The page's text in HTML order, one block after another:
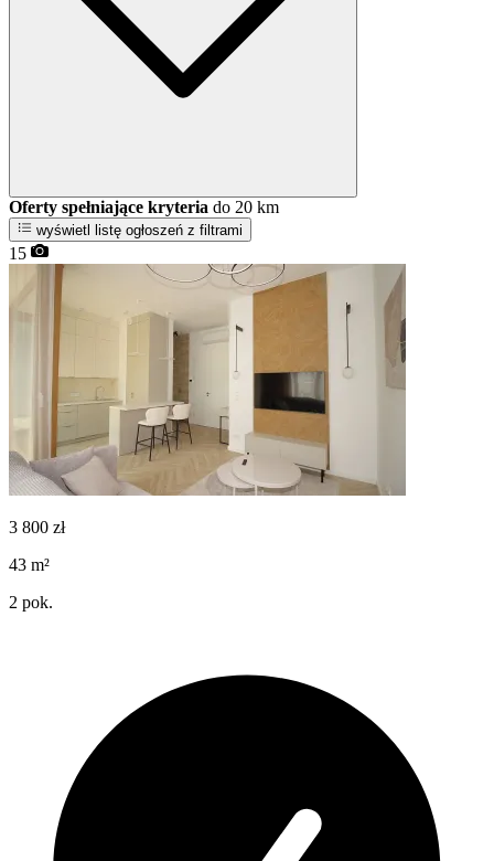
Oferty spełniające kryteria do 20 km
wyświetl listę ogłoszeń z filtrami
15
3 800 zł
43 m²
2 pok.